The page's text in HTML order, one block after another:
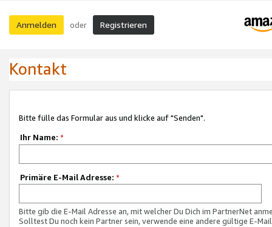
Anmelden oder Registrieren
Kontakt
Bitte fülle das Formular aus und klicke auf "Senden".
Ihr Name: *
Primäre E-Mail Adresse: *
Bitte gib die E-Mail Adresse an, mit welcher Du Dich im PartnerNet
Solltest Du noch kein Partner sein, verwende eine andere gültige E-